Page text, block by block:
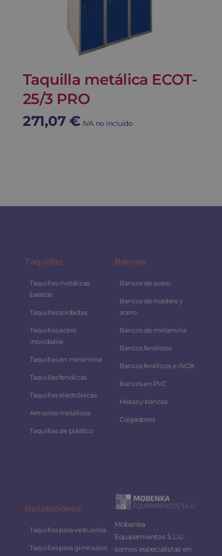
Taquilla metálica ECOT-
25/3 PRO
271,07 € IVA no incluido
Taquillas
Taquillas metálicas
baratas
Taquillas soldadas
Taquillas acero
inoxidable
Taquillas en melamina
Taquillas fenólicas
Taquillas electrónicas
Armarios metálicos
Taquillas de plástico
Bancos
Bancos de acero
Bancos de madera y
acero
Bancos de melamina
Bancos fenólicos
Bancos fenólicos e INOX
Bancos en PVC
Mesas y bancos
Colgadores
Instalaciones
Taquillas para vestuarios
Taquillas para gimnasios
Mobenka
Equipamientos S.L.U.
somos especialistas en